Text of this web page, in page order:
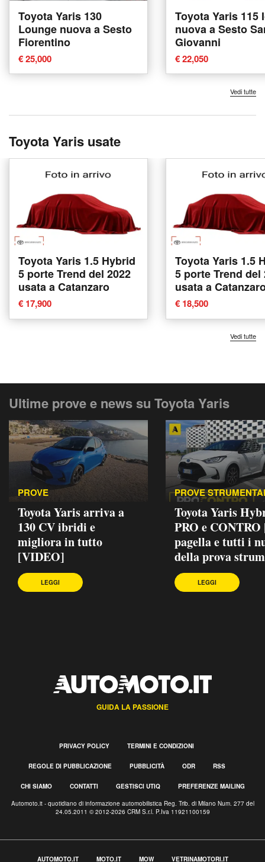
Toyota Yaris 130
Lounge nuova a Sesto
Fiorentino
€ 25,000
Toyota Yaris 115
nuova a Sesto
Giovanni
€ 22,050
Vedi tutte
Toyota Yaris usate
Toyota Yaris 1.5 Hybrid
5 porte Trend del 2022
usata a Catanzaro
€ 17,900
Toyota Yaris 1.5
5 porte Trend del
usata a
€ 18,500
Vedi tutte
Ultime prove e news su Toyota Yaris
PROVE
Toyota Yaris arriva a
130 CV ibridi e
migliora in tutto
[VIDEO]
LEGGI
PROVE
Toyota Yaris
PRO e CONTRO
pagella e tutti i
della prova
LEGGI
GUIDA LA PASSIONE
PRIVACY POLICY TERMINI E CONDIZIONI
REGOLE DI PUBBLICAZIONE PUBBLICITÀ ODR RSS
CHI SIAMO CONTATTI GESTISCI UTIQ PREFERENZE MAILING
Automoto.it - quotidiano di informazione automobilistica Reg. Trib. di Milano Num. 277 del
24.05.2011 © 2012-2026 CRM S.r.l. P.Iva 11921100159
AUTOMOTO.IT MOTO.IT MOW VETRINAMOTORI.IT